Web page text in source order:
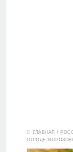
ГЛАВНАЯ /
ГОРОДЕ